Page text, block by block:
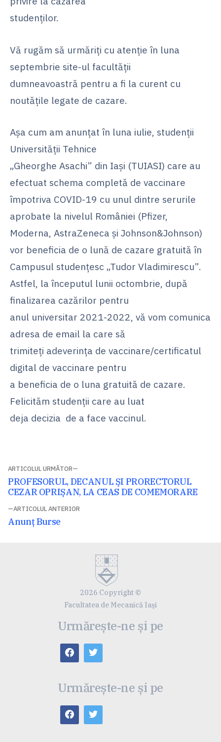
studenților.
Vă rugăm să urmăriți cu atenție în luna
septembrie site-ul facultății
dumneavoastră pentru a fi la curent cu
noutățile legate de cazare.
Așa cum am anunțat în luna iulie, studenții
Universității Tehnice
„Gheorghe Asachi” din Iași (TUIASI) care au
efectuat schema completă de vaccinare
împotriva COVID-19 cu unul dintre serurile
aprobate la nivelul României (Pfizer,
Moderna, AstraZeneca și Johnson&Johnson)
vor beneficia de o lună de cazare gratuită în
Campusul studențesc „Tudor Vladimirescu”.
Astfel, la începutul lunii octombrie, după
finalizarea cazărilor pentru
anul universitar 2021-2022, vă vom comunica
adresa de email la care să
trimiteți adeverința de vaccinare/certificatul
digital de vaccinare pentru
a beneficia de o luna gratuită de cazare.
Felicităm studenții care au luat
deja decizia de a face vaccinul.
Navigare
în
articole
ARTICOLUL ANTERIOR
Articolul
Anunț Burse
ARTICOLUL URMĂTOR
Articolul
următor:
PROFESORUL, DECANUL ŞI PRORECTORUL
CEZAR OPRIŞAN, LA CEAS DE COMEMORARE
2026 Copyright ©
Facultatea de Mecanică Iaşi
Urmărește-ne și pe
Urmărește-ne și pe